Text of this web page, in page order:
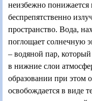
неизбежно понижается
беспрепятственно
пространство. Вода,
поглощает солнечную
– водяной пар,
в нижние слои
образовании при этом
освобождается в виде